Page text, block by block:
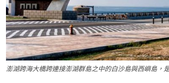
澎湖跨海大橋跨連接澎湖群島之中的白沙島與西嶼島，